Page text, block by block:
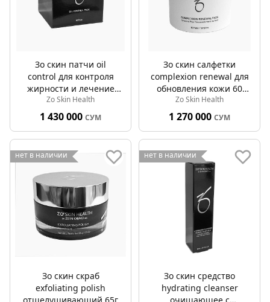
Зо скин патчи oil
control для контроля
жирности и лечение
акне 60 пэды
Zo Skin Health
1 430 000 СУМ
Зо скин салфетки
complexion renewal для
обновления кожи 60
пэды
Zo Skin Health
1 270 000 СУМ
нет в наличии
Зо скин скраб
exfoliating polish
нет в наличии
Зо скин средство
hydrating cleanser